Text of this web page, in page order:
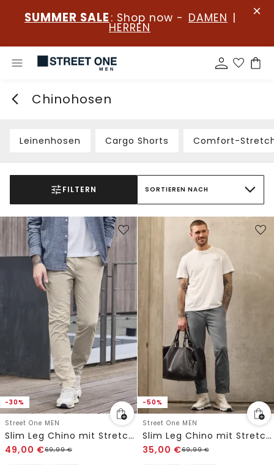
SUMMER SALE : Shop now - DAMEN |
HERREN
Chinohosen
Leinenhosen Cargo Shorts Comfort-
FILTERN SORTIEREN NACH
-30%
Street One MEN
Slim Leg Chino mit Stretchbund
49,00 €69,99€
-50%
Street One MEN
Slim Leg Chino mit Stretchbund
35,00 €69,99€